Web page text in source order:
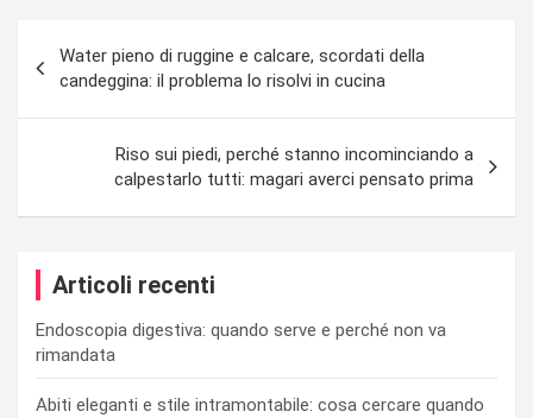
articoli
Water pieno di ruggine e calcare, scordati della
candeggina: il problema lo risolvi in cucina
Riso sui piedi, perché stanno incominciando a
calpestarlo tutti: magari averci pensato prima
Articoli recenti
Endoscopia digestiva: quando serve e perché non va
rimandata
Abiti eleganti e stile intramontabile: cosa cercare quando